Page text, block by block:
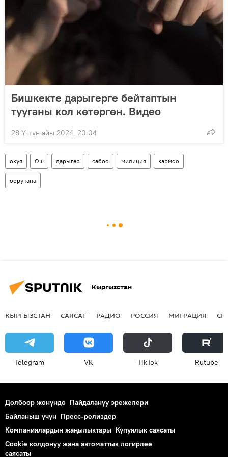
Бишкекте дарыгерге бейтаптын
тууганы кол көтөргөн. Видео
28 Үчтүн айы 2024, 20:04
окуя Ош дарыгер сабоо милиция кармоо
оорукана
Кыргызстан
КЫРГЫЗСТАН САЯСАТ РАДИО РОССИЯ МИГРАЦИЯ
Telegram VK ТikТоk Rutube
Долбоор жөнүндө Пайдалануу эрежелери
Байланыш үчүн Пресс-релиздер
Компаниялардын жаңылыктары Купуялык саясаты
Cookie колдонуу жана автоматтык логирлөө
саясаты